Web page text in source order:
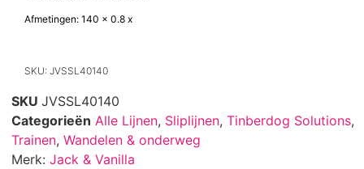
Afmetingen: 140 x 0.8 x
SKU: JVSSL40140
SKU JVSSL40140
Categorieën Alle Lijnen, Sliplijnen, Tinberdog Solutions,
Trainen, Wandelen & onderweg
Merk: Jack & Vanilla